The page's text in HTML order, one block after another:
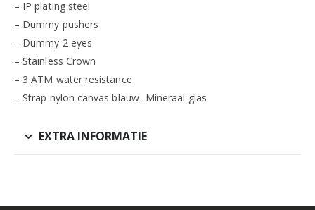
– IP plating steel
– Dummy pushers
– Dummy 2 eyes
– Stainless Crown
– 3 ATM water resistance
– Strap nylon canvas blauw- Mineraal glas
EXTRA INFORMATIE